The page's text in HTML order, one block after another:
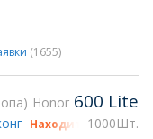
(1655)
Honor 600 Lite
1000Шт.
Находится на gsmX